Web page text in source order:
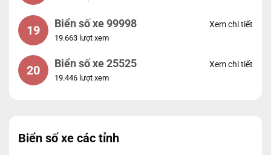
19 Biển số xe 99998
19.663 lượt xem
Xem chi tiết
20 Biển số xe 25525
19.446 lượt xem
Xem chi tiết
Biển số xe các tỉnh